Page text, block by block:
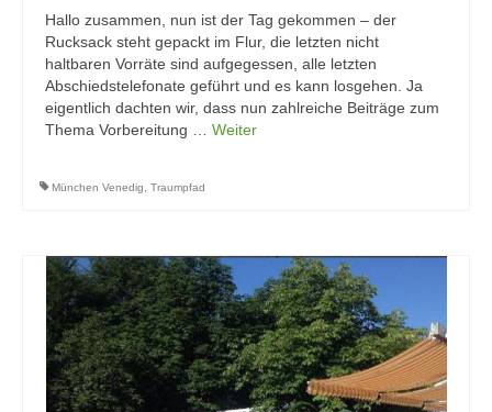
Hallo zusammen, nun ist der Tag gekommen – der
Rucksack steht gepackt im Flur, die letzten nicht
haltbaren Vorräte sind aufgegessen, alle letzten
Abschiedstelefonate geführt und es kann losgehen. Ja
eigentlich dachten wir, dass nun zahlreiche Beiträge zum
Thema Vorbereitung … Weiter
München Venedig, Traumpfad